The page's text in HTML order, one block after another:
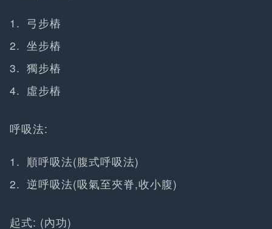
弓步樁
坐步樁
獨步樁
虛步樁
呼吸法:
順呼吸法(腹式呼吸法)
逆呼吸法(吸氣至夾脊,收小腹)
起式: (內功)